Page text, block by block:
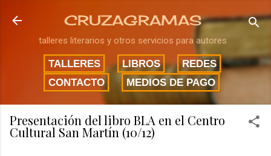
Ir al contenido principal
CRUZAGRAMAS
talleres literarios y otros servicios para autores
TALLERES LIBROS
REDES
CONTACTO
MEDIOS DE PAGO
Presentación del libro BLA en el Centro
Cultural San Martín (10/12)